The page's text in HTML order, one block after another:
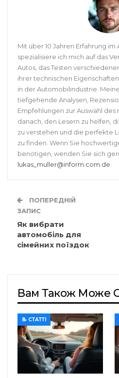
Mit über 10 Jahren Erfahrung
spezialisiere ich mich auf das
Autos, das Testen
ihrer technischen
in der Automobilindustrie.
tiefgehende Analysen,
Empfehlungen zur Auswahl
danach, den Lesern zu helfen,
zu verstehen und die perfekte
zu finden. Wenn Sie
benötigen, wenden Sie sich
lukas_muller@inform.com.de.
ПОПЕРЕДНІЙ
ЗАПИС
Як вибрати
автомобіль для
сімейних поїздок
Вам Також Може
📝 СТАТТІ